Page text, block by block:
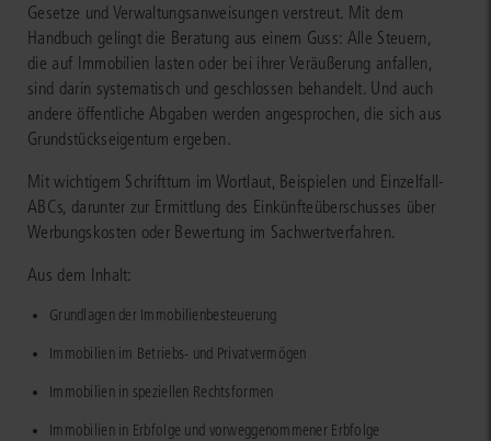
Gesetze und Verwaltungsanweisungen verstreut. Mit dem
Handbuch gelingt die Beratung aus einem Guss: Alle Steuern,
die auf Immobilien lasten oder bei ihrer Veräußerung anfallen,
sind darin systematisch und geschlossen behandelt. Und auch
andere öffentliche Abgaben werden angesprochen, die sich aus
Grundstückseigentum ergeben.
Mit wichtigem Schrifttum im Wortlaut, Beispielen und Einzelfall-
ABCs, darunter zur Ermittlung des Einkünfteüberschusses über
Werbungskosten oder Bewertung im Sachwertverfahren.
Aus dem Inhalt:
Grundlagen der Immobilienbesteuerung
Immobilien im Betriebs- und Privatvermögen
Immobilien in speziellen Rechtsformen
Immobilien in Erbfolge und vorweggenommener Erbfolge